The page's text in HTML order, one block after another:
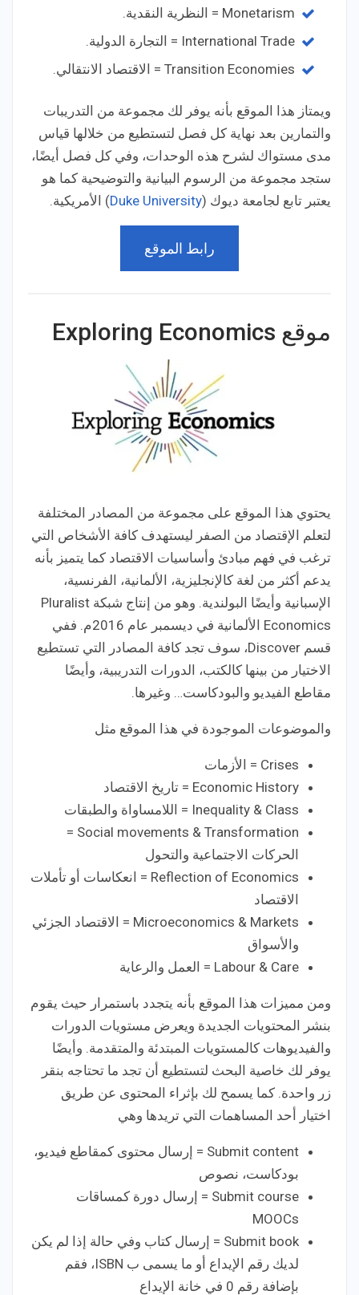
Monetarism = النظرية النقدية.
International Trade = التجارة الدولية.
Transition Economies = الاقتصاد الانتقالي.
ويمتاز هذا الموقع بأنه يوفر لك مجموعة من التدريبات
والتمارين بعد نهاية كل فصل لتستطيع من خلالها قياس
مدى مستواك لشرح هذه الوحدات، وفي كل فصل أيضًا،
ستجد مجموعة من الرسوم البيانية والتوضيحية كما هو
يعتبر تابع لجامعة ديوك (Duke University) الأمريكية.
رابط الموقع
موقع Exploring Economics
يحتوي هذا الموقع على مجموعة من المصادر المختلفة
لتعلم الإقتصاد من الصفر ليستهدف كافة الأشخاص التي
ترغب في فهم مبادئ وأساسيات الاقتصاد كما يتميز بأنه
يدعم أكثر من لغة كالإنجليزية، الألمانية، الفرنسية،
الإسبانية وأيضًا البولندية. وهو من إنتاج شبكة Pluralist
Economics الألمانية في ديسمبر عام 2016م. ففي
قسم Discover، سوف تجد كافة المصادر التي تستطيع
الاختيار من بينها كالكتب، الدورات التدريبية، وأيضًا
مقاطع الفيديو والبودكاست… وغيرها.
والموضوعات الموجودة في هذا الموقع مثل
Crises = الأزمات
Economic History = تاريخ الاقتصاد
Inequality & Class = اللامساواة والطبقات
Social movements & Transformation =
الحركات الاجتماعية والتحول
Reflection of Economics = انعكاسات أو تأملات
الاقتصاد
Microeconomics & Markets = الاقتصاد الجزئي
والأسواق
Labour & Care = العمل والرعاية
ومن مميزات هذا الموقع بأنه يتجدد باستمرار حيث يقوم
بنشر المحتويات الجديدة ويعرض مستويات الدورات
والفيديوهات كالمستويات المبتدئة والمتقدمة. وأيضًا
يوفر لك خاصية البحث لتستطيع أن تجد ما تحتاجه بنقر
زر واحدة. كما يسمح لك بإثراء المحتوى عن طريق
اختيار أحد المساهمات التي تريدها وهي
Submit content = إرسال محتوى كمقاطع فيديو،
بودكاست، نصوص
Submit course = إرسال دورة كمساقات
MOOCs
Submit book = إرسال كتاب وفي حالة إذا لم يكن
لديك رقم الإيداع أو ما يسمى ب ISBN، فقم
بإضافة رقم 0 في خانة الإيداع